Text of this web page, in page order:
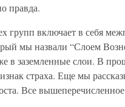
правда.
групп включает в себя
мы назвали “Слоем
в заземленные слои. В
страха. Еще мы
Все